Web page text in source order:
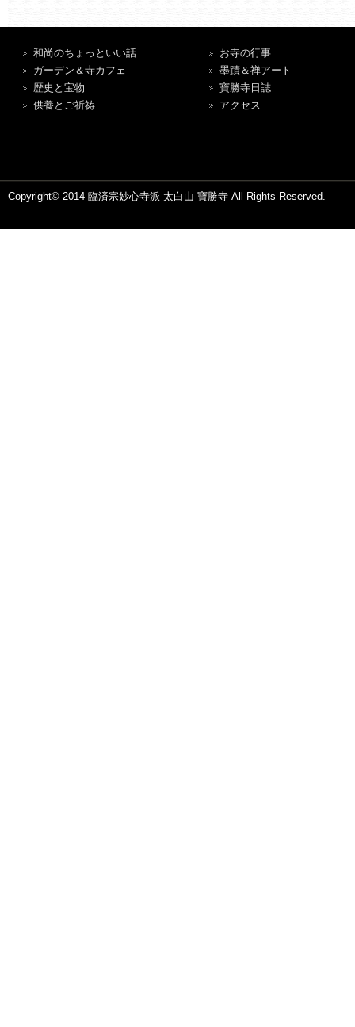
和尚のちょっといい話
ガーデン＆寺カフェ
歴史と宝物
供養とご祈祷
お寺の行事
墨蹟＆禅アート
寶勝寺日誌
アクセス
Copyright© 2014 臨済宗妙心寺派 太白山 寶勝寺 All Rights Reserved.